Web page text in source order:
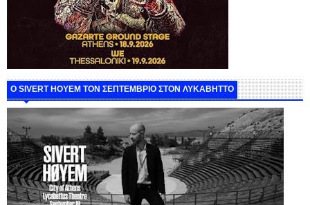
Ο SIVERT HOYEM ΤΟΝ ΣΕΠΤΕΜΒΡΙΟ ΣΤΟΝ ΛΥΚΑΒΗΤΤΟ